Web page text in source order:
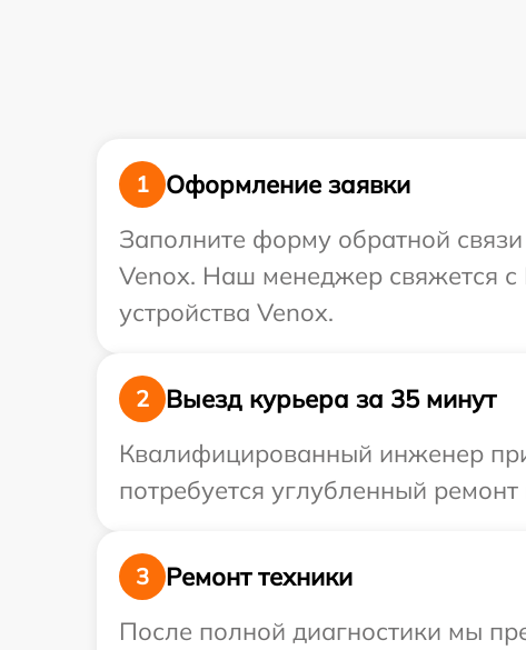
1
Оформление заявки
Заполните форму обратной
Venox. Наш менеджер свяжется
устройства Venox.
2
Выезд курьера за 35 минут
Квалифицированный инженер
потребуется углубленный
3
Ремонт техники
После полной диагностики мы